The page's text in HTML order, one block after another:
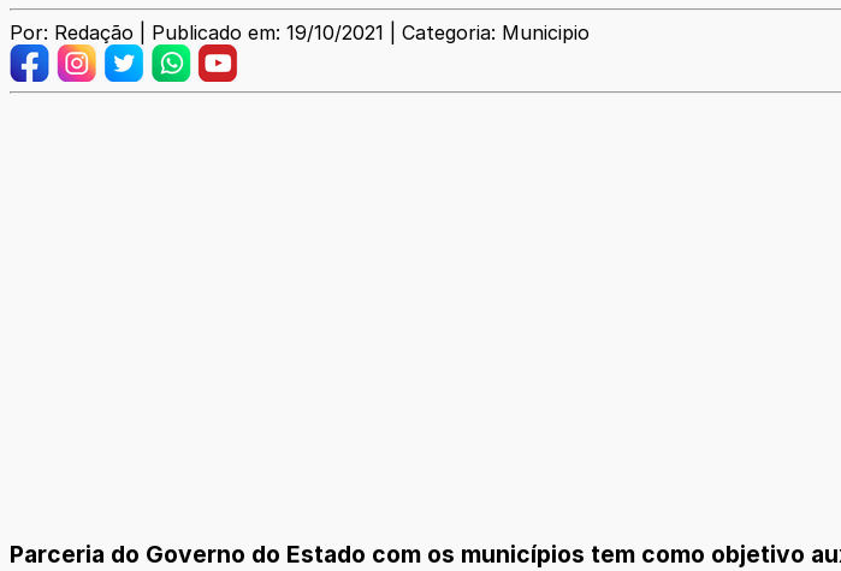
Por: Redação | Publicado em: 19/10/2021 | Categoria: Municipio
Parceria do Governo do Estado com os municípios tem como objetivo